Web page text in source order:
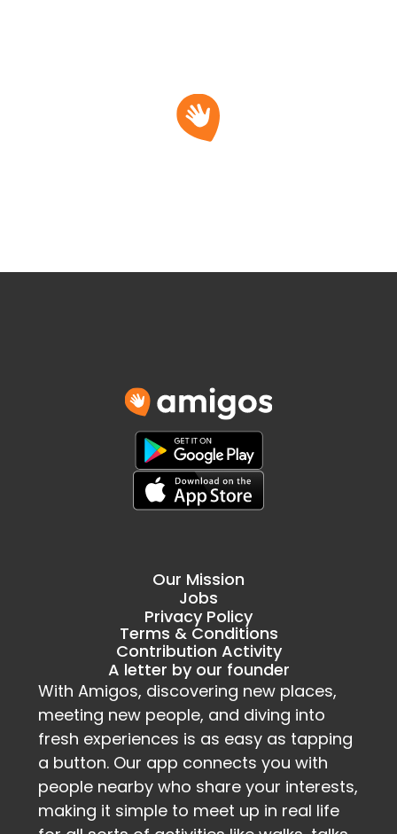
Our Mission
Jobs
Privacy Policy
Terms & Conditions
Contribution Activity
A letter by our founder
With Amigos, discovering new places,
meeting new people, and diving into
fresh experiences is as easy as tapping
a button. Our app connects you with
people nearby who share your interests,
making it simple to meet up in real life